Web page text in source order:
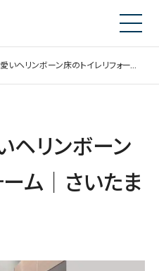
リンボーン床のトイレリフォーム｜さいたま市
ヘリンボーン
ーム｜さいたま